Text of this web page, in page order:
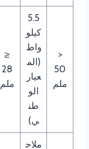
<
50
ملم
5.5
كيلو
واط
(الم
عيار
الو
طن
ي)
≤
28
ملم
ملاح